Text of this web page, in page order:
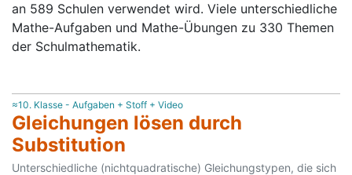
an 589 Schulen verwendet wird. Viele unterschiedliche
Mathe-Aufgaben und Mathe-Übungen zu 330 Themen
der Schulmathematik.
≈10. Klasse - Aufgaben + Stoff + Video
Gleichungen lösen durch
Substitution
Unterschiedliche (nichtquadratische) Gleichungstypen, die sich